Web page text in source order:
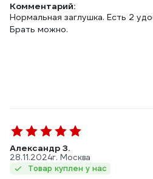
Комментарий:
Нормальная заглушка. Есть 2
Брать можно.
Александр З.
28.11.2024г. Москва
Товар куплен у нас